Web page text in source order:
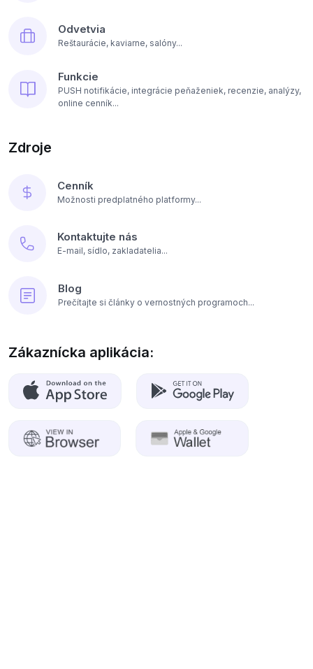
Odvetvia
Reštaurácie, kaviarne, salóny...
Funkcie
PUSH notifikácie, integrácie peňaženiek, recenzie, analýzy,
online cenník...
Zdroje
Cenník
Možnosti predplatného platformy...
Kontaktujte nás
E-mail, sídlo, zakladatelia...
Blog
Prečítajte si články o vernostných programoch...
Zákaznícka aplikácia: